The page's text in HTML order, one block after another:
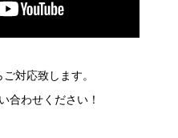
対応致します。
合わせください！